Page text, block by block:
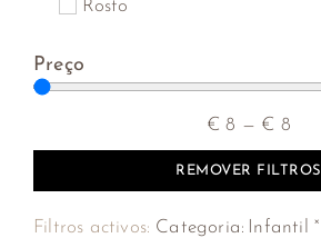
Rosto
Preço
€8 — € 8
REMOVER FILTROS
Filtros activos: Categoria: Infantil ×